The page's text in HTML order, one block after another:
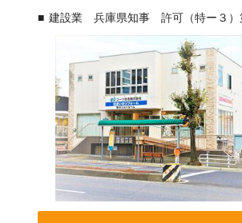
建設業 兵庫県知事 許可（特ー３）